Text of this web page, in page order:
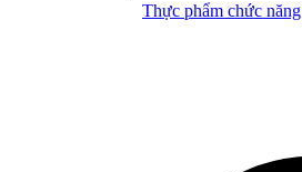
Thực phẩm chức năng